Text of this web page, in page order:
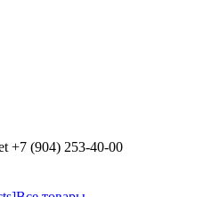
+7 (904) 253-40-00